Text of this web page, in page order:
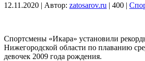
12.11.2020 | Автор: zatosarov.ru | 400 |
Спортсмены «Икара» установили
Нижегородской области по плаванию
девочек 2009 года рождения.